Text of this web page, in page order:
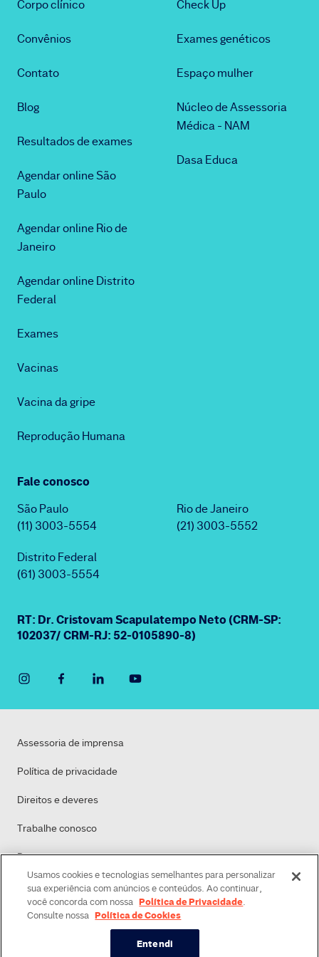
Corpo clínico
Convênios
Contato
Blog
Resultados de exames
Agendar online São
Paulo
Agendar online Rio de
Janeiro
Agendar online Distrito
Federal
Exames
Vacinas
Vacina da gripe
Reprodução Humana
Check Up
Exames genéticos
Espaço mulher
Núcleo de Assessoria
Médica - NAM
Dasa Educa
Fale conosco
São Paulo
(11) 3003-5554
Rio de Janeiro
(21) 3003-5552
Distrito Federal
(61) 3003-5554
RT: Dr. Cristovam Scapulatempo Neto (CRM-SP:
102037/ CRM-RJ: 52-0105890-8)
Assessoria de imprensa
Política de privacidade
Direitos e deveres
Trabalhe conosco
Dasa
Política de Cookies
Usamos cookies e tecnologias semelhantes para personalizar
sua experiência com anúncios e conteúdos. Ao continuar,
você concorda com nossa Política de Privacidade.
Consulte nossa Política de Cookies
Entendi